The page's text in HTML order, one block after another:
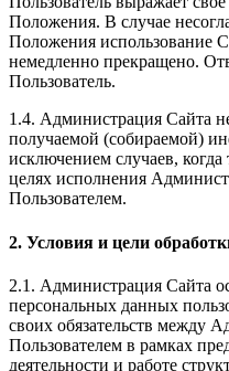
Положения. В случае
Положения использование
немедленно прекращено.
Пользователь.
1.4. Администрация Сайта
получаемой (собираемой)
исключением случаев, когда
целях исполнения
Пользователем.
2. Условия и цели
2.1. Администрация Сайта
персональных данных
своих обязательств между
Пользователем в рамках
деятельности и работе